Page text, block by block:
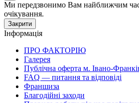
Ми передзвонимо Вам найближчим
очікування.
Закрити
Інформація
ПРО ФАКТОРІЮ
Галерея
Публічна оферта м. Івано-
FAQ — питання та відповіді
Франшиза
Благодійні заходи